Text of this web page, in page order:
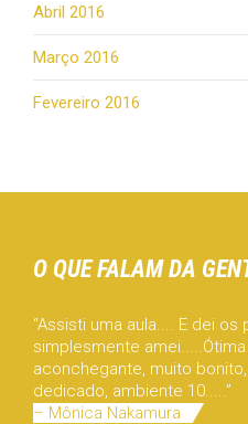
Abril 2016
Março 2016
Fevereiro 2016
O QUE FALAM DA
“Assisti uma aula.... E dei
simplesmente
aconchegante, muito
dedicado, ambiente 10.....”
– Mônica Nakamura